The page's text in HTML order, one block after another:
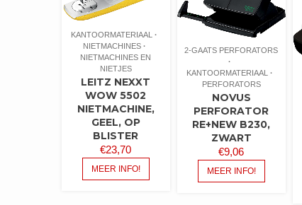
KANTOORMATERIAAL
NIETMACHINES
NIETMACHINES EN
NIETJES
LEITZ NEXXT
WOW 5502
NIETMACHINE,
GEEL, OP
BLISTER
€23,70
MEER INFO!
2-GAATS PERFORATORS
KANTOORMATERIAAL
PERFORATORS
NOVUS
PERFORATOR
RE+NEW B230,
ZWART
€9,06
MEER INFO!